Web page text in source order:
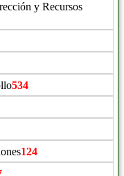
y Recursos
534
124